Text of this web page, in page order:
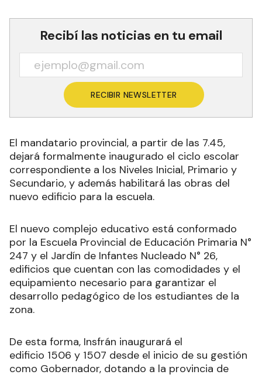
Recibí las noticias en tu email
RECIBIR NEWSLETTER
El mandatario provincial, a partir de las 7.45,
dejará formalmente inaugurado el ciclo escolar
correspondiente a los Niveles Inicial, Primario y
Secundario, y además habilitará las obras del
nuevo edificio para la escuela.
El nuevo complejo educativo está conformado
por la Escuela Provincial de Educación Primaria N°
247 y el Jardín de Infantes Nucleado N° 26,
edificios que cuentan con las comodidades y el
equipamiento necesario para garantizar el
desarrollo pedagógico de los estudiantes de la
zona.
De esta forma, Insfrán inaugurará el
edificio 1506 y 1507 desde el inicio de su gestión
como Gobernador, dotando a la provincia de